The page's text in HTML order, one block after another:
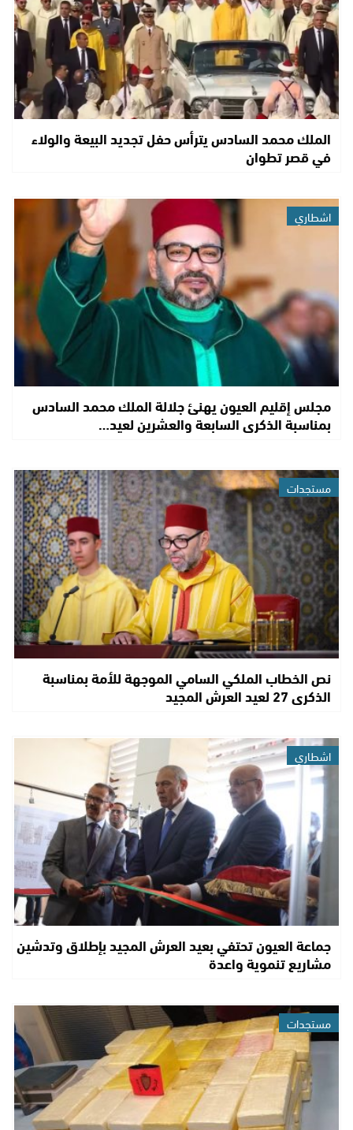
الملك محمد السادس يترأس حفل تجديد البيعة والولاء
في قصر تطوان
اشطاري
مجلس إقليم العيون يهنئ جلالة الملك محمد السادس
بمناسبة الذكرى السابعة والعشرين لعيد…
مستجدات
نص الخطاب الملكي السامي الموجهة للأمة بمناسبة
الذكرى 27 لعيد العرش المجيد
اشطاري
جماعة العيون تحتفي بعيد العرش المجيد بإطلاق وتدشين
مشاريع تنموية واعدة
مستجدات